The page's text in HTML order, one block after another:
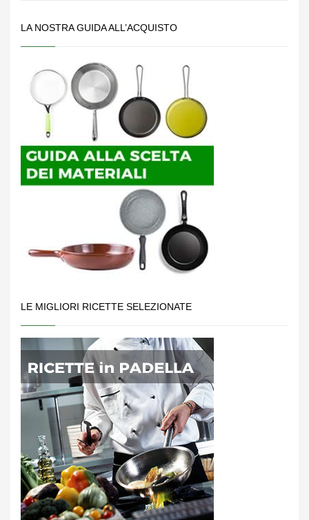
LA NOSTRA GUIDA ALL’ACQUISTO
LE MIGLIORI RICETTE SELEZIONATE